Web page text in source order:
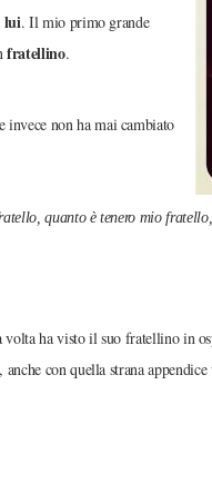
lui. Il mio primo grande
fratellino.
e invece non ha mai cambiato
quanto è tenero mio
voltaha visto il suo fratellino in
con quella strana